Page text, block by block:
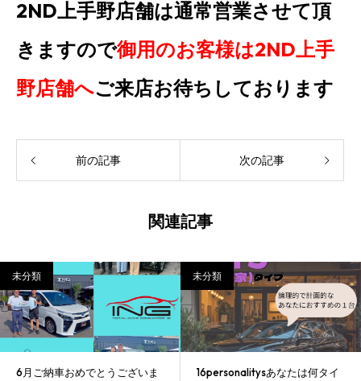
2ND上手野店舗は通常営業させて頂
きますので御用のお客様は2ND上手
野店舗へご来店お待ちしております
前の記事 次の記事
関連記事
未分類
6月ご納車おめでとうございま
未分類
16personalitysあなたは何タイ